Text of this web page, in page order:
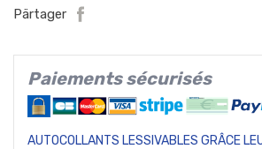
Pärtager
Paiements sécurisés
AUTOCOLLANTS LESSIVABLES GRÂCE